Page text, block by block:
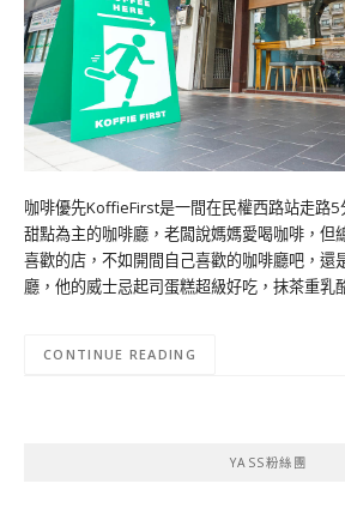
咖啡優先KoffieFirst是一間在民權西路站走路
甜點為主的咖啡廳，老闆說媽媽愛喝咖啡，但
喜歡的店，不如開間自己喜歡的咖啡廳吧，還
廳，他的威士忌起司蛋糕超級好吃，抹茶重乳
CONTINUE READING
YASS粉絲團